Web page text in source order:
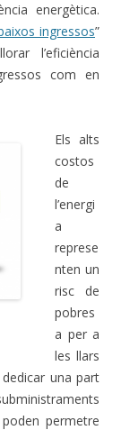
energètica.
ingressos”
l’eficiència
com en
Els alts
costos
de
l’energi
a
represe
nten un
risc de
pobres
a per a
les llars
una part
permetre